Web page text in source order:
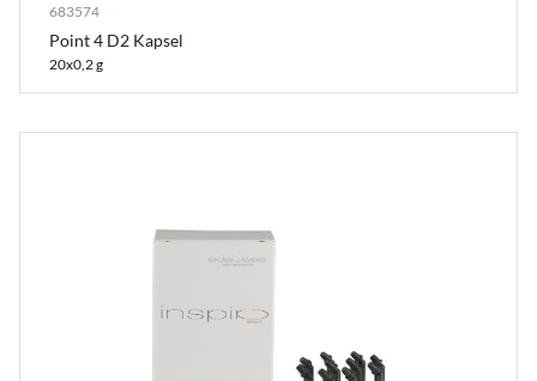
683574
Point 4 D2 Kapsel
20x0,2 g